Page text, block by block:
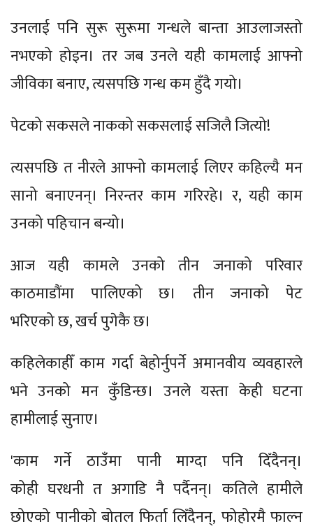
उनलाई पनि सुरू सुरूमा गन्धले बान्ता आउलाजस्तो
नभएको होइन। तर जब उनले यही कामलाई आफ्नो
जीविका बनाए, त्यसपछि गन्ध कम हुँदै गयो।
पेटको सकसले नाकको सकसलाई सजिलै जित्यो!
त्यसपछि त नीरले आफ्नो कामलाई लिएर कहिल्यै मन
सानो बनाएनन्। निरन्तर काम गरिरहे। र, यही काम
उनको पहिचान बन्यो।
आज यही कामले उनको तीन जनाको परिवार
काठमाडौंमा पालिएको छ। तीन जनाको पेट
भरिएको छ, खर्च पुगेकै छ।
कहिलेकाहीँ काम गर्दा बेहोर्नुपर्ने अमानवीय व्यवहारले
भने उनको मन कुँडिन्छ। उनले यस्ता केही घटना
हामीलाई सुनाए।
'काम गर्ने ठाउँमा पानी माग्दा पनि दिँदैनन्।
कोही घरधनी त अगाडि नै पर्दैनन्। कतिले हामीले
छोएको पानीको बोतल फिर्ता लिँदैनन्, फोहोरमै फाल्न